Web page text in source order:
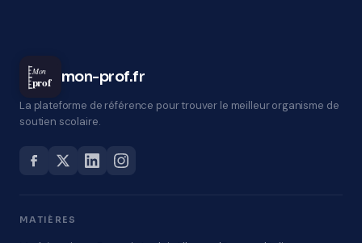
Mon
prof mon-prof.fr
La plateforme de référence pour trouver le meilleur organisme de
soutien scolaire.
MATIÈRES